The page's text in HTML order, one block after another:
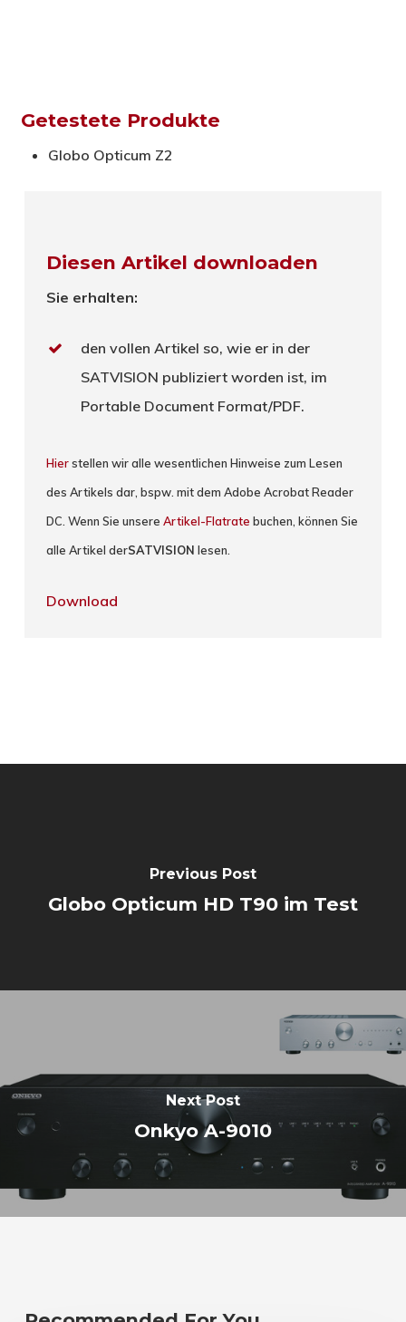
Getestete Produkte
Globo Opticum Z2
Diesen Artikel downloaden
Sie erhalten:
den vollen Artikel so, wie er in der
SATVISION publiziert worden ist, im
Portable Document Format/PDF.
Hierstellen wir alle wesentlichen Hinweise zum Lesen
des Artikels dar, bspw. mit dem Adobe Acrobat Reader
DC. Wenn Sie unsereArtikel-Flatrate buchen, können Sie
alle Artikel derSATVISION lesen.
Download
Previous Post
Globo Opticum HD T90 im Test
Next Post
Onkyo A-9010